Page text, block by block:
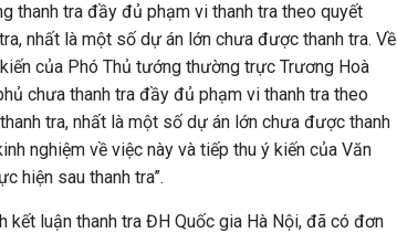
thanh tra đầy đủ phạm vi thanh tra theo quyết
nhất là một số dự án lớn chưa được thanh tra. Về
của Phó Thủ tướng thường trực Trương Hoà
chưa thanh tra đầy đủ phạm vi thanh tra theo
tra, nhất là một số dự án lớn chưa được thanh
nghiệm về việc này và tiếp thu ý kiến của Văn
hiện sau thanh tra”.
kết luận thanh tra ĐH Quốc gia Hà Nội, đã có đơn